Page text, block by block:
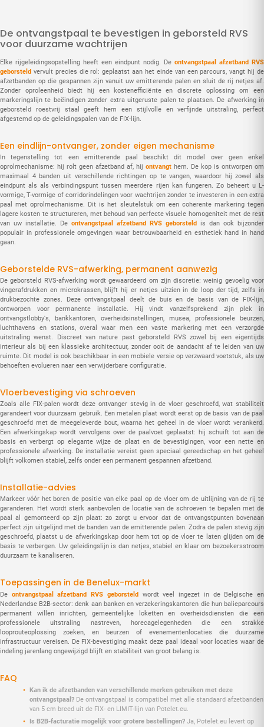
De ontvangstpaal te bevestigen in geborsteld RVS
voor duurzame wachtrijen
Elke rijgeleidingsopstelling heeft een eindpunt nodig. De ontvangstpaal afzetband RVS
geborsteld vervult precies die rol: geplaatst aan het einde van een parcours, vangt hij de
afzetbanden op die gespannen zijn vanuit uw emitterende palen en sluit de rij netjes af.
Zonder oproleenheid biedt hij een kostenefficiënte en discrete oplossing om een
markeringslijn te beëindigen zonder extra uitgeruste palen te plaatsen. De afwerking in
geborsteld roestvrij staal geeft hem een stijlvolle en verfijnde uitstraling, perfect
afgestemd op de geleidingspalen van de FIX-lijn.
Een eindlijn-ontvanger, zonder eigen mechanisme
In tegenstelling tot een emitterende paal beschikt dit model over geen enkel
oprolmechanisme: hij rolt geen afzetband af, hij ontvangt hem. De kop is ontworpen om
maximaal 4 banden uit verschillende richtingen op te vangen, waardoor hij zowel als
eindpunt als als verbindingspunt tussen meerdere rijen kan fungeren. Zo beheert u L-
vormige, T-vormige of corridorindelingen voor wachtrijen zonder te investeren in een extra
paal met oprolmechanisme. Dit is het sleutelstuk om een coherente markering tegen
lagere kosten te structureren, met behoud van perfecte visuele homogeniteit met de rest
van uw installatie. De ontvangstpaal afzetband RVS geborsteld is dan ook bijzonder
populair in professionele omgevingen waar betrouwbaarheid en esthetiek hand in hand
gaan.
Geborstelde RVS-afwerking, permanent aanwezig
De geborsteld RVS-afwerking wordt gewaardeerd om zijn discretie: weinig gevoelig voor
vingerafdrukken en microkrassen, blijft hij er netjes uitzien in de loop der tijd, zelfs in
drukbezochte zones. Deze ontvangstpaal deelt de buis en de basis van de FIX-lijn,
ontworpen voor permanente installatie. Hij vindt vanzelfsprekend zijn plek in
ontvangstlobby's, bankkantoren, overheidsinstellingen, musea, professionele beurzen,
luchthavens en stations, overal waar men een vaste markering met een verzorgde
uitstraling wenst. Discreet van nature past geborsteld RVS zowel bij een eigentijds
interieur als bij een klassieke architectuur, zonder ooit de aandacht af te leiden van uw
ruimte. Dit model is ook beschikbaar in een mobiele versie op verzwaard voetstuk, als uw
behoeften evolueren naar een verwijderbare configuratie.
Vloerbevestiging via schroeven
Zoals alle FIX-palen wordt deze ontvanger stevig in de vloer geschroefd, wat stabiliteit
garandeert voor duurzaam gebruik. Een metalen plaat wordt eerst op de basis van de paal
geschroefd met de meegeleverde bout, waarna het geheel in de vloer wordt verankerd.
Een afwerkingskap wordt vervolgens over de paalvoet geplaatst: hij schuift tot aan de
basis en verbergt op elegante wijze de plaat en de bevestigingen, voor een nette en
professionele afwerking. De installatie vereist geen speciaal gereedschap en het geheel
blijft volkomen stabiel, zelfs onder een permanent gespannen afzetband.
Installatie-advies
Markeer vóór het boren de positie van elke paal op de vloer om de uitlijning van de rij te
garanderen. Het wordt sterk aanbevolen de locatie van de schroeven te bepalen met de
paal al gemonteerd op zijn plaat: zo zorgt u ervoor dat de ontvangstpunten bovenaan
perfect zijn uitgelijnd met de banden van de emitterende palen. Zodra de palen stevig zijn
geschroefd, plaatst u de afwerkingskap door hem tot op de vloer te laten glijden om de
basis te verbergen. Uw geleidingslijn is dan netjes, stabiel en klaar om bezoekersstroom
duurzaam te kanaliseren.
Toepassingen in de Benelux-markt
De ontvangstpaal afzetband RVS geborsteldwordt veel ingezet in de Belgische en
Nederlandse B2B-sector: denk aan banken en verzekeringskantoren die hun balieparcours
permanent willen inrichten, gemeentelijke loketten en overheidsdiensten die een
professionele uitstraling nastreven, horecagelegenheden die een strakke
looprouteoplossing zoeken, en beurzen of evenementenlocaties die duurzame
infrastructuur vereisen. De FIX-bevestiging maakt deze paal ideaal voor locaties waar de
indeling jarenlang ongewijzigd blijft en stabiliteit van groot belang is.
FAQ
Kan ik de afzetbanden van verschillende merken gebruiken met deze
ontvangstpaal? De ontvangstpaal is compatibel met alle standaard afzetbanden
van 5 cm breed uit de FIX- en LIMIT-lijn van Potelet.eu.
Is B2B-facturatie mogelijk voor grotere bestellingen? Ja, Potelet.eu levert op